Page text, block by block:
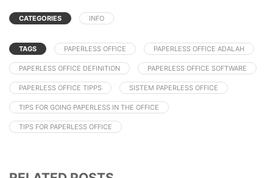
CATEGORIES INFO
TAGS PAPERLESS OFFICE PAPERLESS OFFICE ADALAH
PAPERLESS OFFICE DEFINITION PAPERLESS OFFICE SOFTWARE
PAPERLESS OFFICE TIPPS SISTEM PAPERLESS OFFICE
TIPS FOR GOING PAPERLESS IN THE OFFICE
TIPS FOR PAPERLESS OFFICE